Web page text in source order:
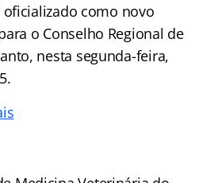
como novo
o Conselho Regional de
nesta segunda-feira,